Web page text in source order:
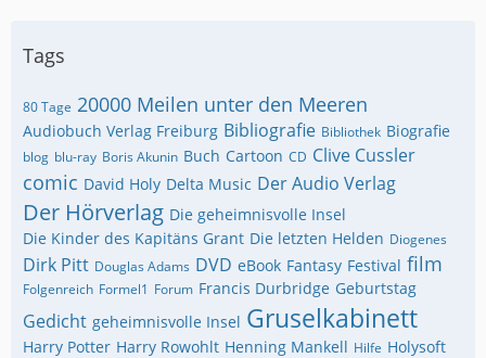
Tags
80 Tage 20000 Meilen unter den Meeren
Audiobuch Verlag Freiburg Bibliografie Bibliothek Biografie
blog blu-ray Boris Akunin Buch Cartoon CD Clive Cussler
comic David Holy Delta Music Der Audio Verlag
Der Hörverlag Die geheimnisvolle Insel
Die Kinder des Kapitäns Grant Die letzten Helden Diogenes
Dirk Pitt Douglas Adams DVD eBook Fantasy Festival film
Folgenreich Formel1 Forum Francis Durbridge Geburtstag
Gedicht geheimnisvolle Insel Gruselkabinett
Harry Potter Harry Rowohlt Henning Mankell Hilfe Holysoft